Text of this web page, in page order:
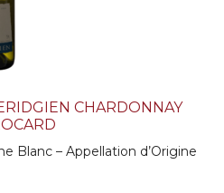
CHARDONNAY
Blanc – Appellation d’Origine